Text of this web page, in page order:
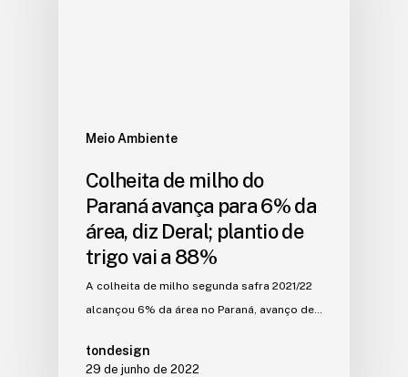
Meio Ambiente
Colheita de milho do
Paraná avança para 6% da
área, diz Deral; plantio de
trigo vai a 88%
A colheita de milho segunda safra 2021/22
alcançou 6% da área no Paraná, avanço de…
tondesign
29 de junho de 2022